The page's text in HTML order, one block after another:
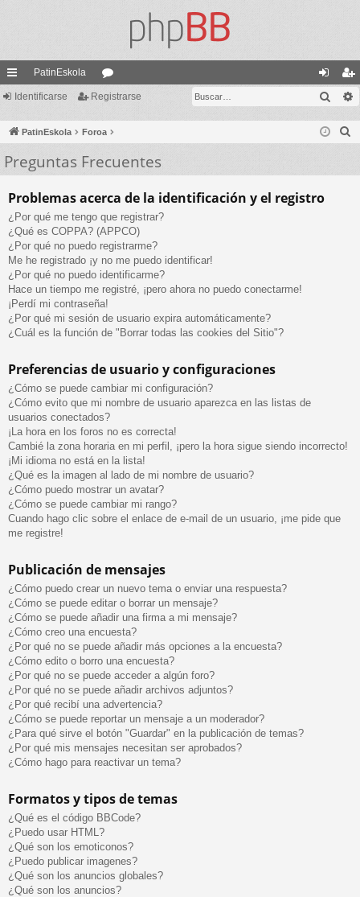
nl
ac
es
rá
pi
do
s
PatinEskola
or
os
de
nti
fic
se
eg
ist
ra
Identificarse Registrarse
PatinEskola Foroa
Preguntas Frecuentes
Problemas acerca de la identificación y el registro
¿Por qué me tengo que registrar?
¿Qué es COPPA? (APPCO)
¿Por qué no puedo registrarme?
Me he registrado ¡y no me puedo identificar!
¿Por qué no puedo identificarme?
Hace un tiempo me registré, ¡pero ahora no puedo conectarme!
¡Perdí mi contraseña!
¿Por qué mi sesión de usuario expira automáticamente?
¿Cuál es la función de "Borrar todas las cookies del Sitio"?
Preferencias de usuario y configuraciones
¿Cómo se puede cambiar mi configuración?
¿Cómo evito que mi nombre de usuario aparezca en las listas de
usuarios conectados?
¡La hora en los foros no es correcta!
Cambié la zona horaria en mi perfil, ¡pero la hora sigue siendo incorrecto!
¡Mi idioma no está en la lista!
¿Qué es la imagen al lado de mi nombre de usuario?
¿Cómo puedo mostrar un avatar?
¿Cómo se puede cambiar mi rango?
Cuando hago clic sobre el enlace de e-mail de un usuario, ¡me pide que
me registre!
Publicación de mensajes
¿Cómo puedo crear un nuevo tema o enviar una respuesta?
¿Cómo se puede editar o borrar un mensaje?
¿Cómo se puede añadir una firma a mi mensaje?
¿Cómo creo una encuesta?
¿Por qué no se puede añadir más opciones a la encuesta?
¿Cómo edito o borro una encuesta?
¿Por qué no se puede acceder a algún foro?
¿Por qué no se puede añadir archivos adjuntos?
¿Por qué recibí una advertencia?
¿Cómo se puede reportar un mensaje a un moderador?
¿Para qué sirve el botón "Guardar" en la publicación de temas?
¿Por qué mis mensajes necesitan ser aprobados?
¿Cómo hago para reactivar un tema?
Formatos y tipos de temas
¿Qué es el código BBCode?
¿Puedo usar HTML?
¿Qué son los emoticonos?
¿Puedo publicar imagenes?
¿Qué son los anuncios globales?
¿Qué son los anuncios?